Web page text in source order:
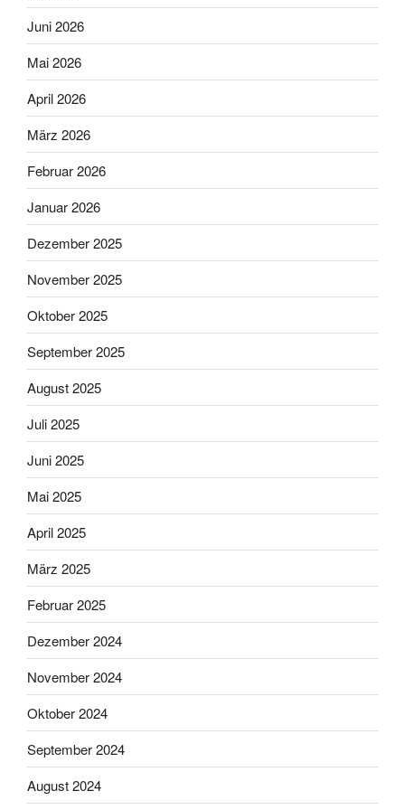
Juni 2026
Mai 2026
April 2026
März 2026
Februar 2026
Januar 2026
Dezember 2025
November 2025
Oktober 2025
September 2025
August 2025
Juli 2025
Juni 2025
Mai 2025
April 2025
März 2025
Februar 2025
Dezember 2024
November 2024
Oktober 2024
September 2024
August 2024